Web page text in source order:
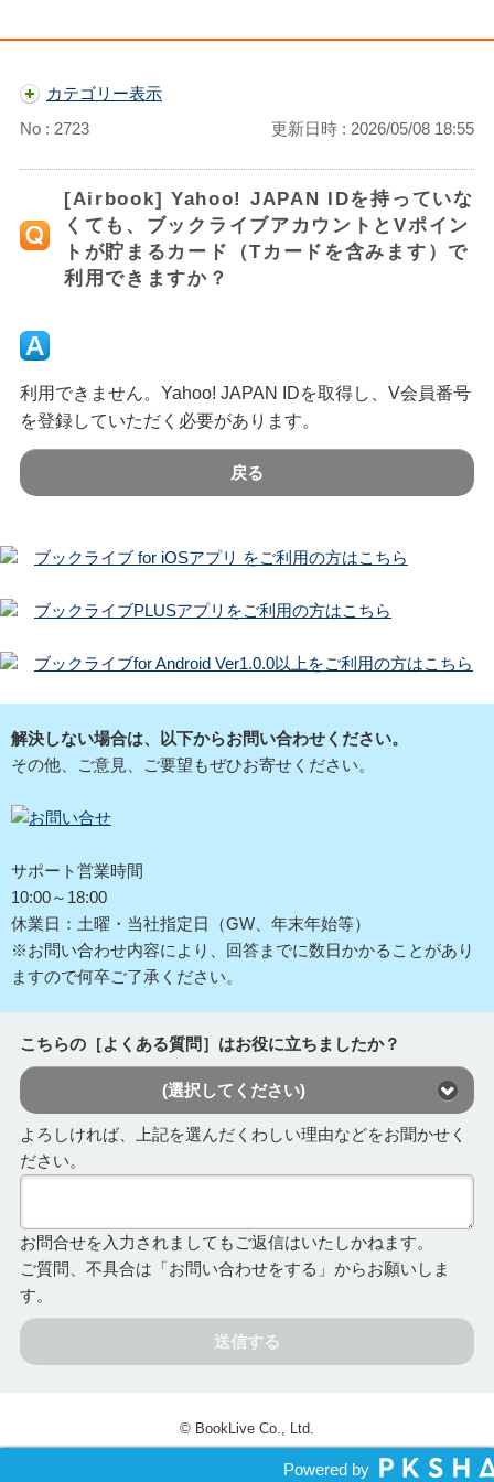
カテゴリー表示
No : 2723
更新日時 : 2026/05/08 18:55
[Airbook] Yahoo! JAPAN IDを持っていな
くても、ブックライブアカウントとVポイン
トが貯まるカード（Tカードを含みます）で
利用できますか？
利用できません。Yahoo! JAPAN IDを取得し、V会員番号
を登録していただく必要があります。
戻る
ブックライブ for iOSアプリ をご利用の方はこちら
ブックライブPLUSアプリをご利用の方はこちら
ブックライブfor Android Ver1.0.0以上をご利用の方はこちら
解決しない場合は、以下からお問い合わせください。
その他、ご意見、ご要望もぜひお寄せください。
サポート営業時間
10:00～18:00
休業日：土曜・当社指定日（GW、年末年始等）
※お問い合わせ内容により、回答までに数日かかることがあり
ますので何卒ご了承ください。
こちらの［よくある質問］はお役に立ちましたか？
(選択してください)
よろしければ、上記を選んだくわしい理由などをお聞かせく
ださい。
お問合せを入力されましてもご返信はいたしかねます。
ご質問、不具合は「お問い合わせをする」からお願いしま
す。
送信する
© BookLive Co., Ltd.
Powered by